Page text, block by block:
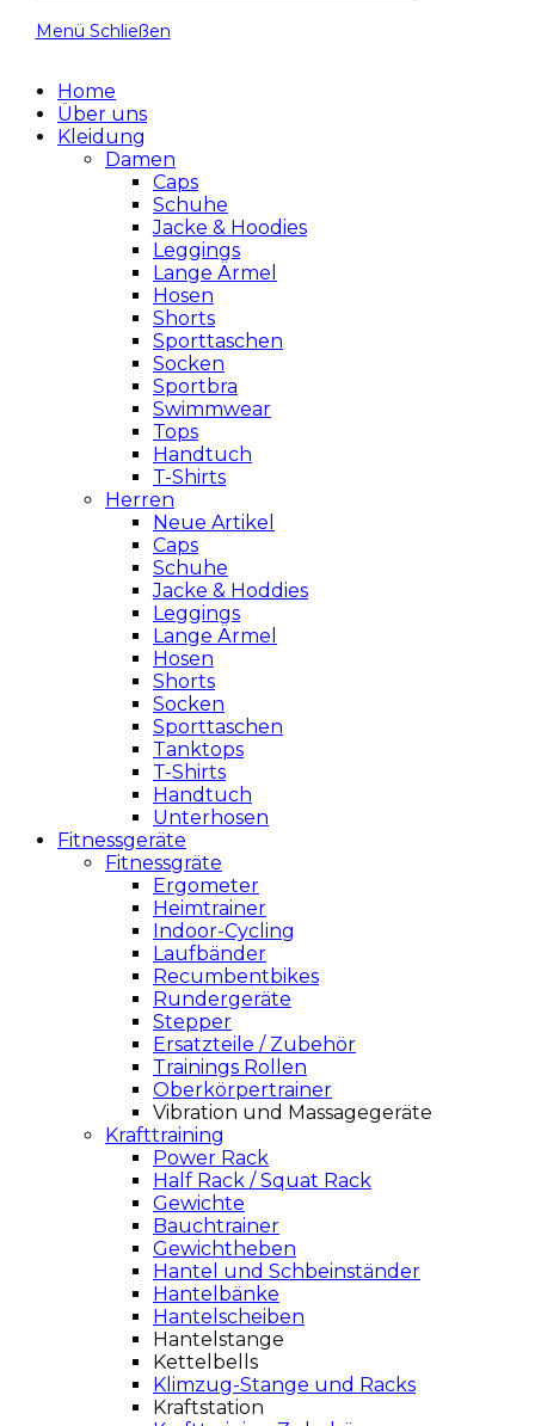
Menü Schließen
Home
Über uns
Kleidung
Damen
Caps
Schuhe
Jacke & Hoodies
Leggings
Lange Ärmel
Hosen
Shorts
Sporttaschen
Socken
Sportbra
Swimmwear
Tops
Handtuch
T-Shirts
Herren
Neue Artikel
Caps
Schuhe
Jacke & Hoddies
Leggings
Lange Ärmel
Hosen
Shorts
Socken
Sporttaschen
Tanktops
T-Shirts
Handtuch
Unterhosen
Fitnessgeräte
Fitnessgräte
Ergometer
Heimtrainer
Indoor-Cycling
Laufbänder
Recumbentbikes
Rundergeräte
Stepper
Ersatzteile / Zubehör
Trainings Rollen
Oberkörpertrainer
Vibration und Massagegeräte
Krafttraining
Power Rack
Half Rack / Squat Rack
Gewichte
Bauchtrainer
Gewichtheben
Hantel und Schbeinständer
Hantelbänke
Hantelscheiben
Hantelstange
Kettelbells
Klimzug-Stange und Racks
Kraftstation